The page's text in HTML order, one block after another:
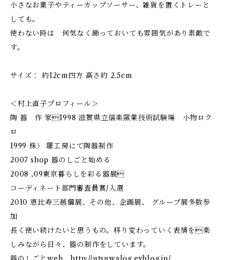
小さなお菓子やティーカップソーサー、雑貨を置くトレーと
しても。
使わない時は 何気なく飾っておいても雰囲気があり素敵で
す。
サイズ： 約12cm四方 高さ約 2.5cm
＜村上直子プロフィール＞
陶 器 作 家1998 滋賀県立信楽窯業技術試験場 小物ロク
ロ
1999 株） 羅工房にて陶器制作
2007 shop 器のしごと始める
2008 ,09東京暮らしを彩る器展
コーディネート部門審査員賞/入選
2010 恵比寿三越個展、その他、企画展、 グループ展多数参
加
長く使い続けたいと思うもの。移り変わっていく表情を楽
しみながら日々、器の制作をしています。